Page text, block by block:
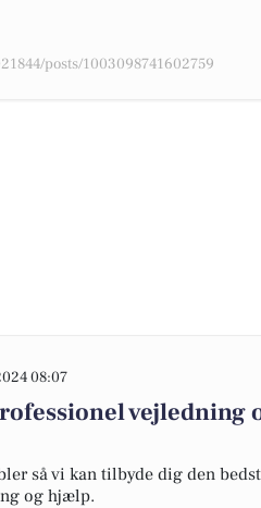
posts/1003098741602759
08:07
vejledning
så vi kan tilbyde dig den
og hjælp.